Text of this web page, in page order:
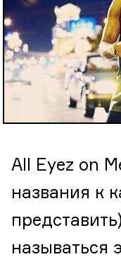
All Eyez on
названия к
называться